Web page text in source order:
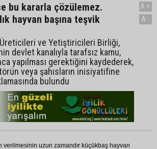
bu kararla çözülemez.
hayvan başına teşvik
ve Yetiştiricileri Birliği,
devlet kanalıyla tarafsız kamu,
yapılması gerektiğini kaydederek,
veya şahısların inisiyatifine
bulundu
A+
A-
verilmesinin uzun zamandır küçükbaş hayvan